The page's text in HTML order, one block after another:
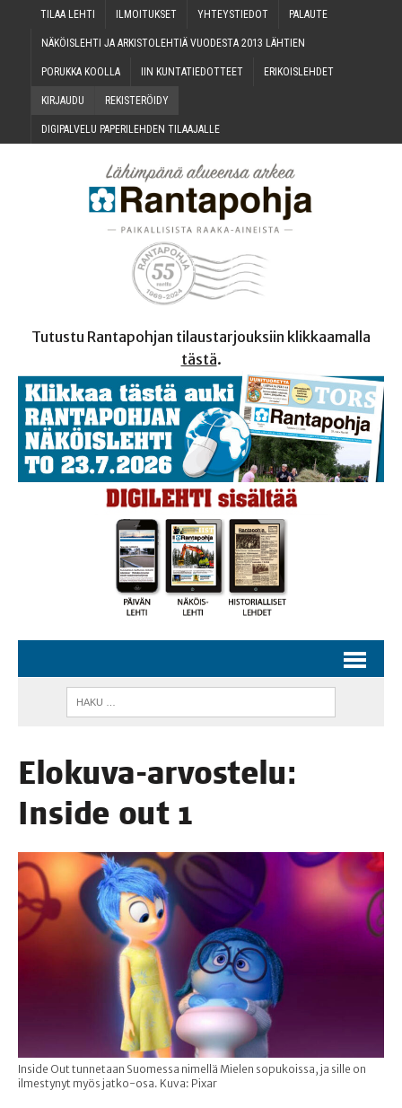
TILAA LEH­TI ILMOI­TUK­SET YHTEYS­TIE­DOT PALAU­TE
NÄKÖIS­LEH­TI JA ARKIS­TO­LEH­TIÄ VUO­DES­TA 2013 LÄHTIEN
PORUK­KA KOOLLA IIN KUN­TA­TIE­DOT­TEET ERI­KOIS­LEH­DET
KIR­JAU­DU REKIS­TE­RÖI­DY
DIGI­PAL­VE­LU PAPE­RI­LEH­DEN TILAAJALLE
Tutustu Rantapohjan tilaustarjouksiin klikkaamalla
tästä.
Elo­ku­va-arvos­te­lu:
Insi­de out 1
Inside Out tunnetaan Suomessa nimellä Mielen sopukoissa, ja sille on
ilmestynyt myös jatko-osa. Kuva: Pixar